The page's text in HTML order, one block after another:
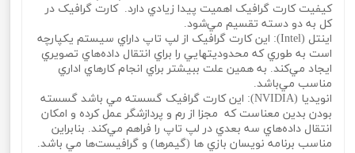
کيفيت کارت گرافيک اهميت پيدا زيادي دارد. کارت گرافيک در
کل به دو دسته تقسيم مي‌شود.
اينتل (Intel): اين کارت گرافيک از لپ تاپ داراي سيستم يکپارچه
است به طوري که محدوديتهايي را براي انتقال داده‌هاي تصويري
ايجاد مي‌کند. به همين علت ببيشتر براي انجام کارهاي اداري
مناسب مي‌باشد.
انويديا (NVIDIA): اين کارت گرافيک گسسته مي باشد گسسته
بودن بدين معناست که مجزا از رم و پردازشگر عمل کرده و امکان
انتقال داده‌هاي سه بعدي در لپ تاپ را فراهم مي‌کند. بنابراين
مناسب برنامه نويسان بازي ها (گيمرها) و گرافيست‌ها مي باشد.